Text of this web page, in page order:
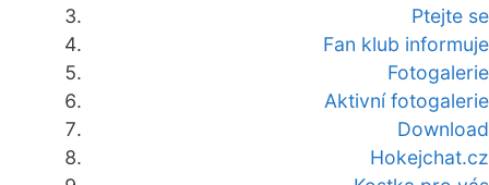
Ptejte se
Fan klub informuje
Fotogalerie
Aktivní fotogalerie
Download
Hokejchat.cz